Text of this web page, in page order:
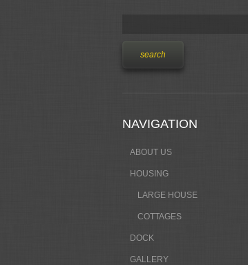
NAVIGATION
ABOUT US
HOUSING
LARGE HOUSE
COTTAGES
DOCK
GALLERY